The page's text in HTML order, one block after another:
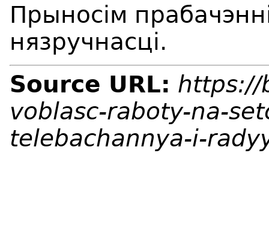
Прыносім
нязручнасці.
Source URL: https://
voblasc-raboty-na-
telebachannya-i-